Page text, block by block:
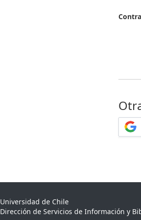
Universidad de Chile
Dirección de Servicios de Información y